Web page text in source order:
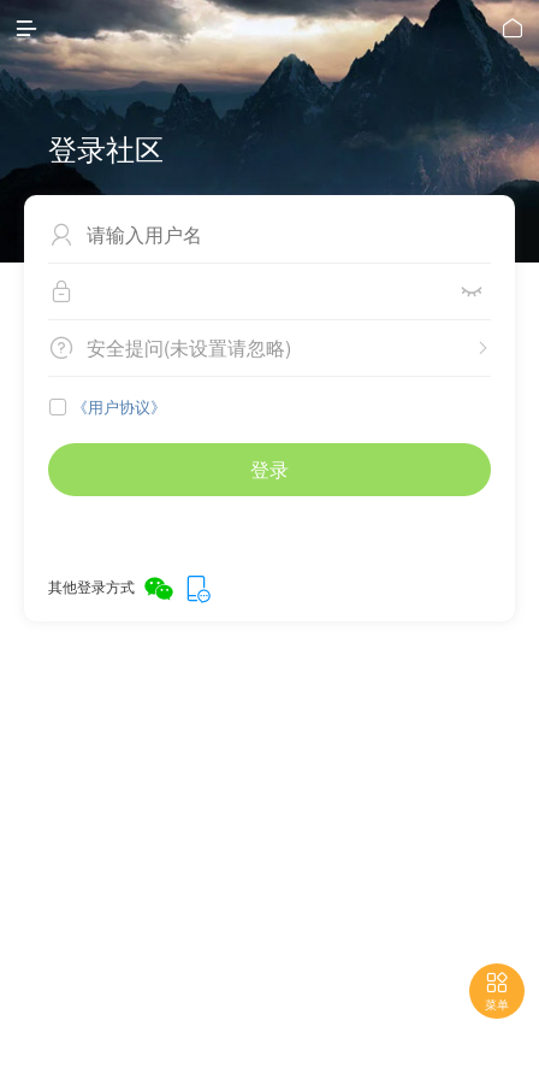
 
登录社区

 
 
安全提问(未设置请忽略)
 《用户协议》
登录
其他登录方式

菜单